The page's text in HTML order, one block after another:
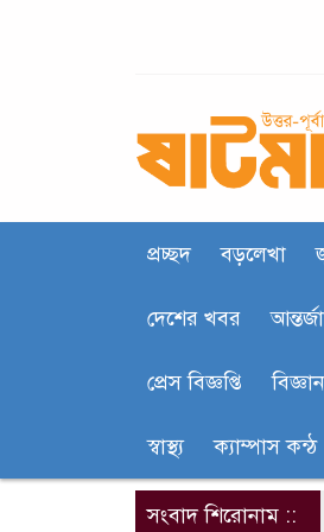
প্রচ্ছদ বড়লেখা
দেশের খবর
প্রেস বিজ্ঞপ্তি
স্বাস্থ্য ক‍্যাম্পাস কন্ঠ
সংবাদ শিরোনাম ::